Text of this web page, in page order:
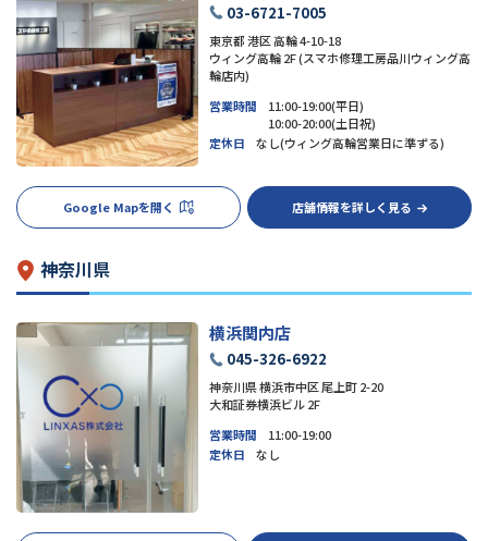
03-6721-7005
東京都 港区 高輪 4-10-18
ウィング高輪 2F (スマホ修理工房品川ウィング高
輪店内)
営業時間
11:00-19:00(平日)
10:00-20:00(土日祝)
定休日
なし(ウィング高輪営業日に準ずる)
Google Mapを開く 店舗情報を詳しく見る
神奈川県
横浜関内店
045-326-6922
神奈川県 横浜市中区 尾上町 2-20
大和証券横浜ビル 2F
営業時間
11:00-19:00
定休日
なし